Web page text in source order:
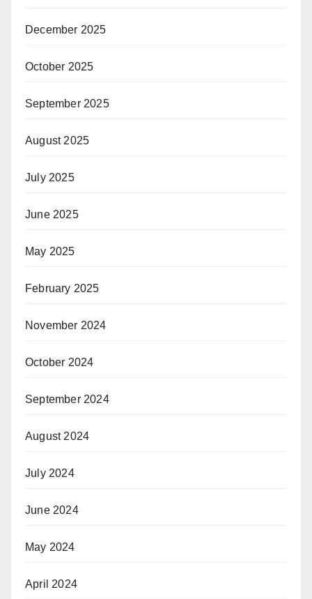
December 2025
October 2025
September 2025
August 2025
July 2025
June 2025
May 2025
February 2025
November 2024
October 2024
September 2024
August 2024
July 2024
June 2024
May 2024
April 2024